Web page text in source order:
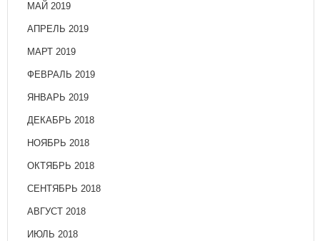
МАЙ 2019
АПРЕЛЬ 2019
МАРТ 2019
ФЕВРАЛЬ 2019
ЯНВАРЬ 2019
ДЕКАБРЬ 2018
НОЯБРЬ 2018
ОКТЯБРЬ 2018
СЕНТЯБРЬ 2018
АВГУСТ 2018
ИЮЛЬ 2018